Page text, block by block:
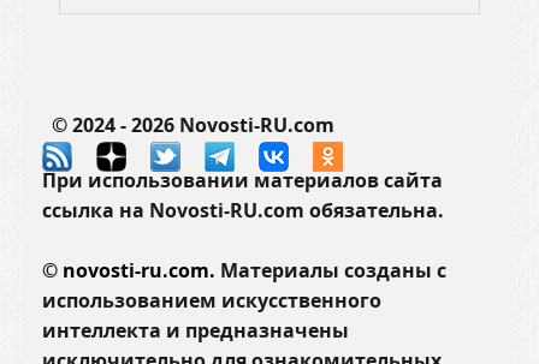
© 2024 - 2026 Novosti-RU.com
При использовании материалов сайта
ссылка на Novosti-RU.com обязательна.
© novosti-ru.com. Материалы созданы с
использованием искусственного
интеллекта и предназначены